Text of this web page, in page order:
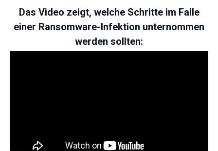
Das Video zeigt, welche Schritte im Falle
einer Ransomware-Infektion unternommen
werden sollten: